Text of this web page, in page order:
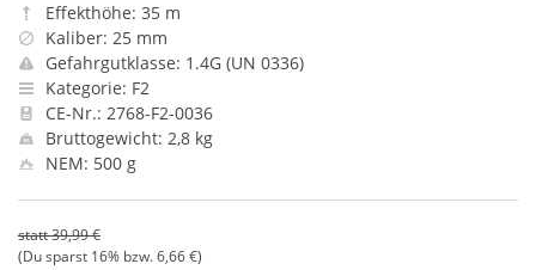
Effekthöhe: 35 m
Kaliber: 25 mm
Gefahrgutklasse: 1.4G (UN 0336)
Kategorie: F2
CE-Nr.: 2768-F2-0036
Bruttogewicht: 2,8 kg
NEM: 500 g
statt 39,99 €
(Du sparst 16% bzw. 6,66 €)